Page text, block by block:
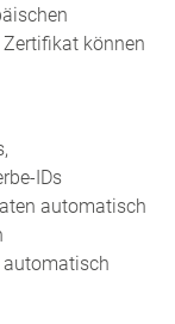
können
IDs
automatisch
automatisch